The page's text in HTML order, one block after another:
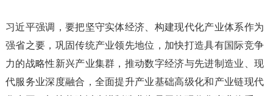
习近平强调，要把坚守实体经济、构建现代化产业体系作为
强省之要，巩固传统产业领先地位，加快打造具有国际竞争
力的战略性新兴产业集群，推动数字经济与先进制造业、现
代服务业深度融合，全面提升产业基础高级化和产业链现代